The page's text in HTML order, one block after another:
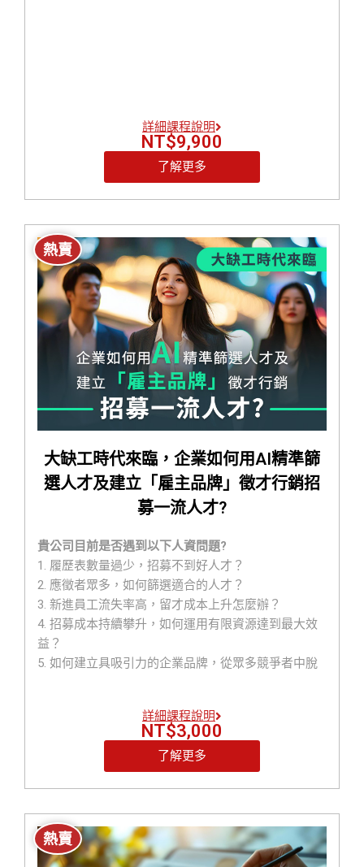
詳細課程說明
NT$9,900
了解更多
大缺工時代來臨，企業如何用AI精準篩
選人才及建立「雇主品牌」徵才行銷招
募一流人才?
熱賣
貴公司目前是否遇到以下人資問題?
1. 履歷表數量過少，招募不到好人才？
2. 應徵者眾多，如何篩選適合的人才？
3. 新進員工流失率高，留才成本上升怎麼辦？
4. 招募成本持續攀升，如何運用有限資源達到最大效
益？
5. 如何建立具吸引力的企業品牌，從眾多競爭者中脫
本次課程能教您以下有效的方法
1.甚麼是企業雇主品牌（Employer Brand）?為何要建
者履歷獲得好人才?
4.如何留住公司的好人才?
5.如何推動徵才行銷招募好人才?
詳細課程說明
NT$3,000
了解更多
熱賣